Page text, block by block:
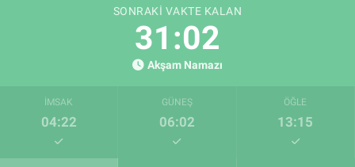
SONRAKI VAKTE KALAN
31:01
Akşam Namazı
İMSAK
04:22
GÜNEŞ
06:02
ÖĞLE
13:15